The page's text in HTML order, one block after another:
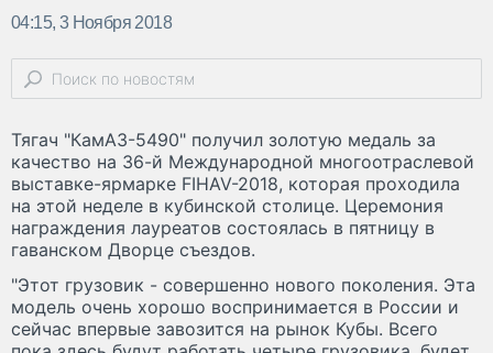
04:15, 3 Ноября 2018
Тягач "КамАЗ-5490" получил золотую медаль за
качество на 36-й Международной многоотраслевой
выставке-ярмарке FIHAV-2018, которая проходила
на этой неделе в кубинской столице. Церемония
награждения лауреатов состоялась в пятницу в
гаванском Дворце съездов.
"Этот грузовик - совершенно нового поколения. Эта
модель очень хорошо воспринимается в России и
сейчас впервые завозится на рынок Кубы. Всего